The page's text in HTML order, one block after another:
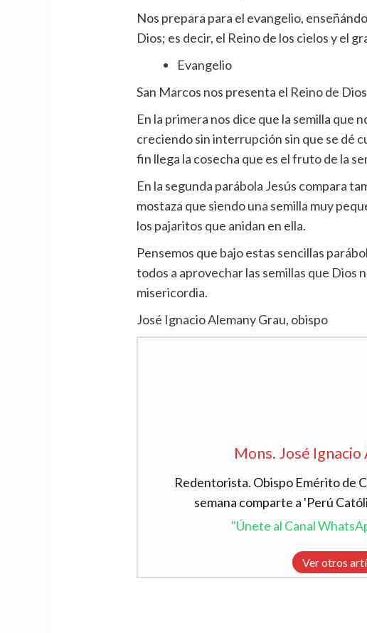
Nos prepara para el evangelio,
Dios; es decir, el Reino de los cielos y el
Evangelio
San Marcos nos presenta el Reino de
En la primera nos dice que la semilla que
creciendo sin interrupción sin que se dé
fin llega la cosecha que es el fruto de la
En la segunda parábola Jesús compara
mostaza que siendo una semilla muy
los pajaritos que anidan en ella.
Pensemos que bajo estas sencillas
todos a aprovechar las semillas que Dios
misericordia.
José Ignacio Alemany Grau, obispo
Mons. José
Redentorista. Obispo Emérito de
semana comparte a 'Perú
"Únete al Canal
Ver otros